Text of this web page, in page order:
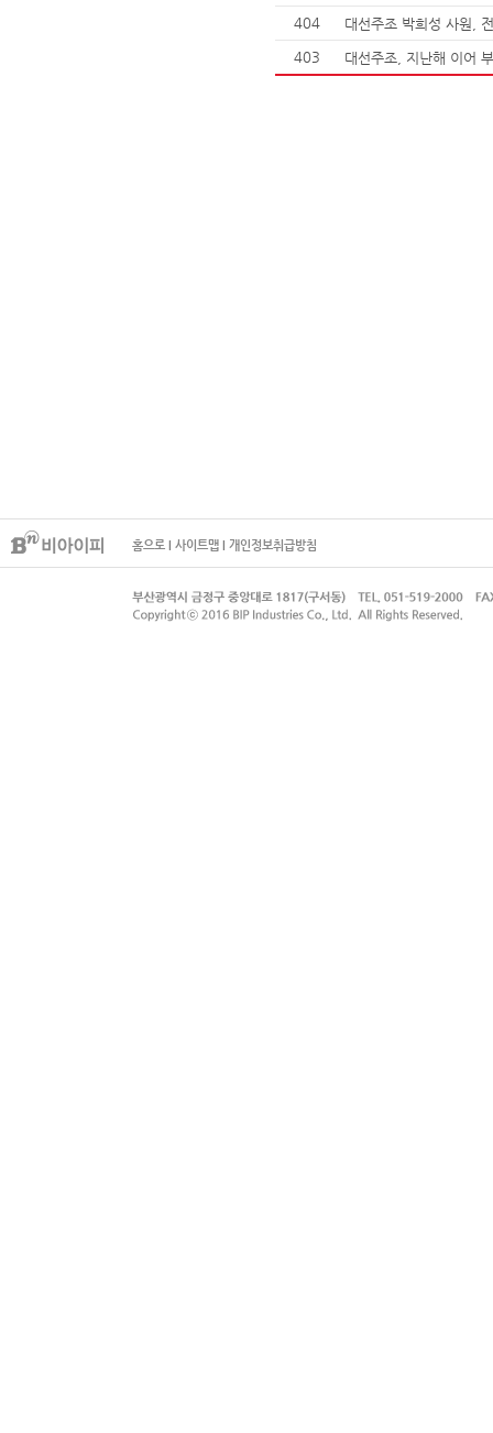
404
403 대선주조, 지난해 이어
홈으로 I 사이트맵 I 개인정보취급방침